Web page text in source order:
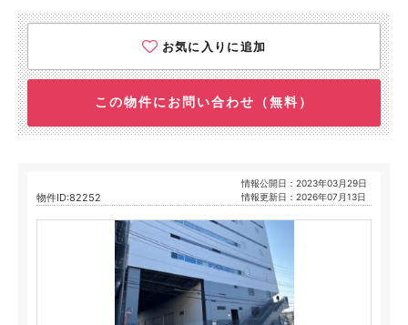
お気に入りに追加
この物件にお問い合わせ（無料）
物件ID:82252
情報公開日：2023年03月29日
情報更新日：2026年07月13日